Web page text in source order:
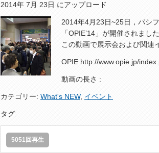
2014年 7月 23日 にアップロード
2014年4月23日~25日，パシ
「OPIE’14」が開催されました
この動画で展示会および関連
OPIE http://www.opie.jp/
動画の長さ :
カテゴリー: What's NEW, イベント
タグ:
5051回再生